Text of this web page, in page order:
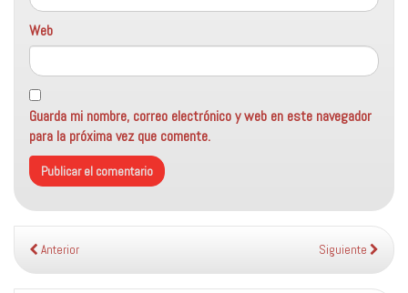
Web
Guarda mi nombre, correo electrónico y web en este navegador
para la próxima vez que comente.
Anterior Siguiente